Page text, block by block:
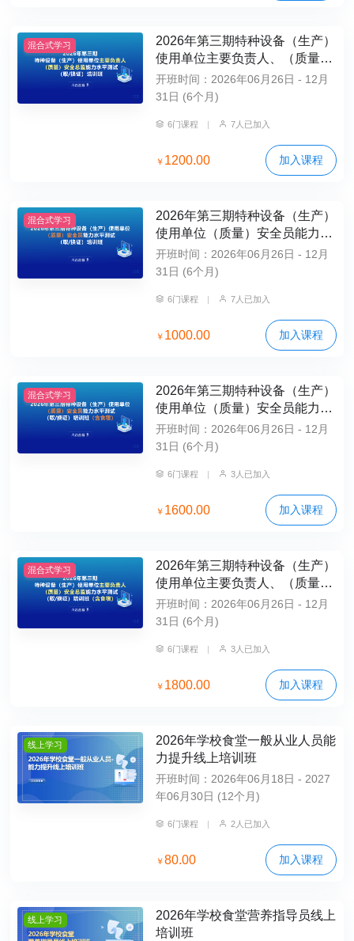
混合式学习
2026年第三期特种设备（生产）
使用单位主要负责人、（质量）
安全总监能力水平测试（取/换
证）培训班
开班时间：2026年06月26日 - 12月
31日 (6个月)
6门课程 7人已加入
￥ 1200.00 加入课程
混合式学习
2026年第三期特种设备（生产）
使用单位（质量）安全员能力水
平测试（取/换证）培训班
开班时间：2026年06月26日 - 12月
31日 (6个月)
6门课程 7人已加入
￥ 1000.00 加入课程
混合式学习
2026年第三期特种设备（生产）
使用单位（质量）安全员能力水
平测试（取/换证）培训班（含食
宿）
开班时间：2026年06月26日 - 12月
31日 (6个月)
6门课程 3人已加入
￥ 1600.00 加入课程
混合式学习
2026年第三期特种设备（生产）
使用单位主要负责人、（质量）
安全总监能力水平测试（取/换
证）培训班（含食宿）
开班时间：2026年06月26日 - 12月
31日 (6个月)
6门课程 3人已加入
￥ 1800.00 加入课程
线上学习
2026年学校食堂一般从业人员能
力提升线上培训班
开班时间：2026年06月18日 - 2027
年06月30日 (12个月)
6门课程 2人已加入
￥80.00 加入课程
线上学习
2026年学校食堂营养指导员线上
培训班